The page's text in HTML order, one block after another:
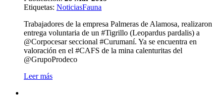
Etiquetas: NoticiasFauna
Trabajadores de la empresa Palmeras de Alamosa, realizaron
entrega voluntaria de un #Tigrillo (Leopardus pardalis) a
@Corpocesar seccional #Curumaní. Ya se encuentra en
valoración en el #CAFS de la mina calenturitas del
@GrupoProdeco
Leer más